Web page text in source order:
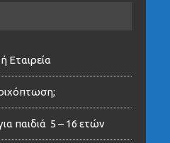
Εταιρεία
παιδιά 5 – 16 ετών